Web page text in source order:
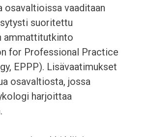
osavaltioissa vaaditaan
suoritettu
ammattitutkinto
for Professional Practice
EPPP). Lisävaatimukset
osavaltiosta, jossa
harjoittaa